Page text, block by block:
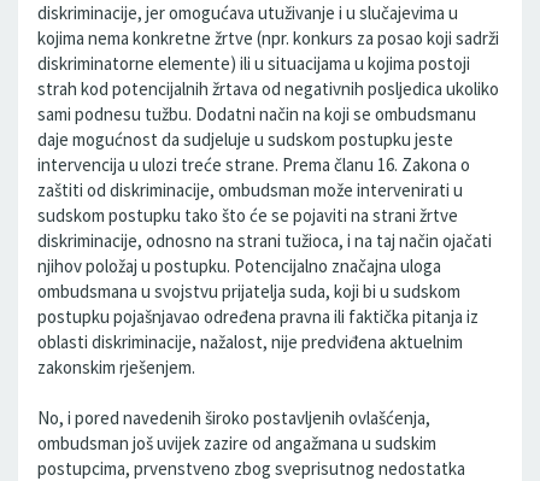
diskriminacije, jer omogućava utuživanje i u slučajevima u
kojima nema konkretne žrtve (npr. konkurs za posao koji sadrži
diskriminatorne elemente) ili u situacijama u kojima postoji
strah kod potencijalnih žrtava od negativnih posljedica ukoliko
sami podnesu tužbu. Dodatni način na koji se ombudsmanu
daje mogućnost da sudjeluje u sudskom postupku jeste
intervencija u ulozi treće strane. Prema članu 16. Zakona o
zaštiti od diskriminacije, ombudsman može intervenirati u
sudskom postupku tako što će se pojaviti na strani žrtve
diskriminacije, odnosno na strani tužioca, i na taj način ojačati
njihov položaj u postupku. Potencijalno značajna uloga
ombudsmana u svojstvu prijatelja suda, koji bi u sudskom
postupku pojašnjavao određena pravna ili faktička pitanja iz
oblasti diskriminacije, nažalost, nije predviđena aktuelnim
zakonskim rješenjem.
No, i pored navedenih široko postavljenih ovlašćenja,
ombudsman još uvijek zazire od angažmana u sudskim
postupcima, prvenstveno zbog sveprisutnog nedostatka